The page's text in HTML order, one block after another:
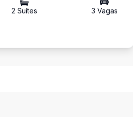
2 Suítes 3 Vagas